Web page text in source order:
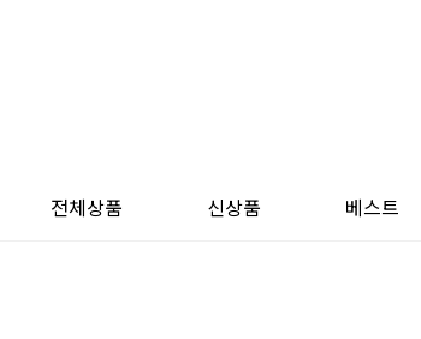
전체상품 신상품 베스트